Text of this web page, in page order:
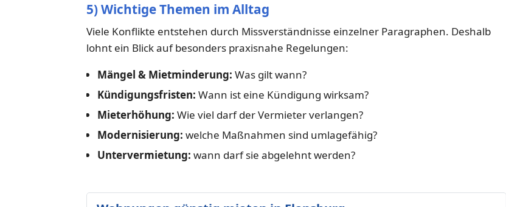
5) Wichtige Themen im Alltag
Viele Konflikte entstehen durch Missverständnisse einzelner Paragraphen. Deshalb
lohnt ein Blick auf besonders praxisnahe Regelungen:
Mängel & Mietminderung: Was gilt wann?
Kündigungsfristen: Wann ist eine Kündigung wirksam?
Mieterhöhung: Wie viel darf der Vermieter verlangen?
Modernisierung: welche Maßnahmen sind umlagefähig?
Untervermietung: wann darf sie abgelehnt werden?